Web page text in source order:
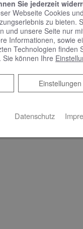
ausgeführt
Sie jederzeit
Webseite Cookies
zu bieten.
und unsere Seite nur
Informationen, sowie
Technologien finden
. Sie können Ihre
Einstellungen
Datenschutz